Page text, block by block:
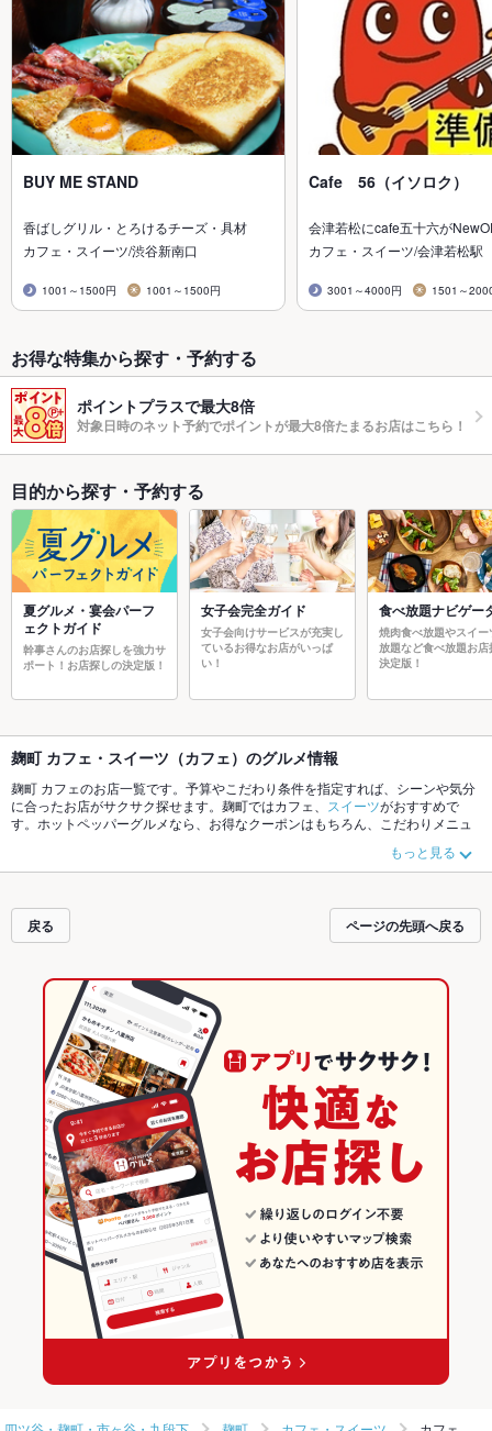
BUY ME STAND
香ばしグリル・とろけるチーズ・具材
カフェ・スイーツ/渋谷新南口
1001～1500円 1001～1500円
Cafe 56（イソロク）
会津若松にcafe五十六が
カフェ・スイーツ/会津若松駅
3001～4000円 1501～
お得な特集から探す・予約する
ポイントプラスで最大8倍
対象日時のネット予約でポイントが最大8倍たまるお店はこちら！
目的から探す・予約する
夏グルメ・宴会パーフ
ェクトガイド
幹事さんのお店探しを強力サ
ポート！お店探しの決定版！
女子会完全ガイド
女子会向けサービスが充実し
ているお得なお店がいっぱ
い！
食べ放題ナビゲー
焼肉食べ放題やスイー
放題など食べ放題お店
決定版！
麹町 カフェ・スイーツ（カフェ）のグルメ情報
麹町 カフェのお店一覧です。予算やこだわり条件を指定すれば、シーンや気分
に合ったお店がサクサク探せます。麹町ではカフェ、
スイーツがおすすめで
す。ホットペッパーグルメなら、お得なクーポンはもちろん、こだわりメニュ
時間使える簡単便利なネット予約が使えるお店も拡大中です。友達どうしの飲
み会にも、会社の宴会にも、デートやパーティーにもお得に便利にホットペッ
もっと見る
戻る ページの先頭へ戻る